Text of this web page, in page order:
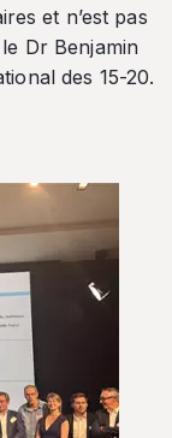
et n’est pas
Dr Benjamin
des 15-20.